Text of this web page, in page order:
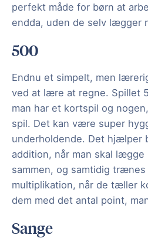
perfekt måde for børn at
endda, uden de selv lægger
500
Endnu et simpelt, men
ved at lære at regne. Spillet
man har et kortspil og
spil. Det kan være super
underholdende. Det hjælper
addition, når man skal
sammen, og samtidig
multiplikation, når de tæller
dem med det antal point,
Sange